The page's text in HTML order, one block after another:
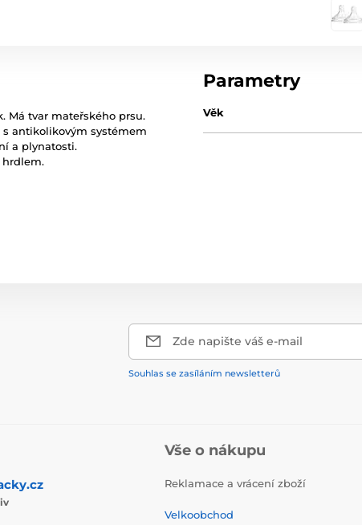
Má tvar mateřského prsu.
antikolikovým systémem
a plynatosti.
hrdlem.
Parametry
Věk
Zde napište váš e-mail
Souhlas se zasíláním newsletterů
Vše o nákupu
Reklamace a vrácení zboží
Velkoobchod